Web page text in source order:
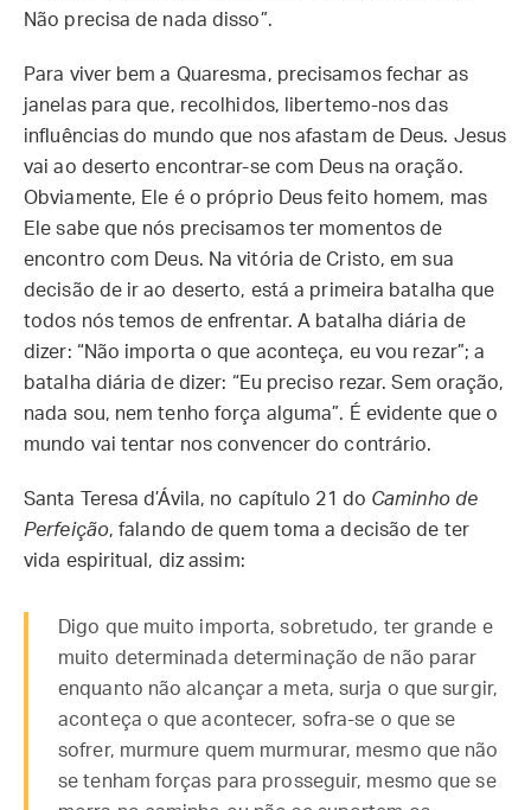
Não precisa de nada disso”.
Para viver bem a Quaresma, precisamos fechar as
janelas para que, recolhidos, libertemo-nos das
influências do mundo que nos afastam de Deus. Jesus
vai ao deserto encontrar-se com Deus na oração.
Obviamente, Ele é o próprio Deus feito homem, mas
Ele sabe que nós precisamos ter momentos de
encontro com Deus. Na vitória de Cristo, em sua
decisão de ir ao deserto, está a primeira batalha que
todos nós temos de enfrentar. A batalha diária de
dizer: “Não importa o que aconteça, eu vou rezar”; a
batalha diária de dizer: “Eu preciso rezar. Sem oração,
nada sou, nem tenho força alguma”. É evidente que o
mundo vai tentar nos convencer do contrário.
Santa Teresa d’Ávila, no capítulo 21 do Caminho de
Perfeição, falando de quem toma a decisão de ter
vida espiritual, diz assim:
Digo que muito importa, sobretudo, ter grande e
muito determinada determinação de não parar
enquanto não alcançar a meta, surja o que surgir,
aconteça o que acontecer, sofra-se o que se
sofrer, murmure quem murmurar, mesmo que não
se tenham forças para prosseguir, mesmo que se